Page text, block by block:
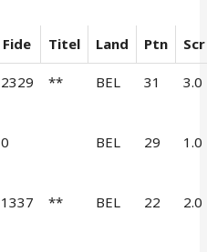
Fide Titel Land Ptn Scr
2329 ** BEL 31 3.0
0 BEL 29 1.0
1337 ** BEL 22 2.0